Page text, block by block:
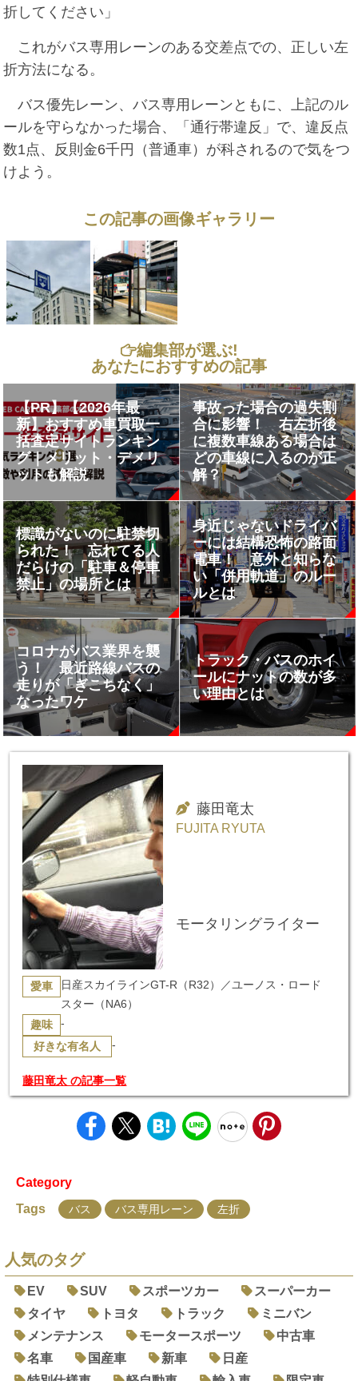
折してください」
これがバス専用レーンのある交差点での、正しい左
折方法になる。
バス優先レーン、バス専用レーンともに、上記のル
ールを守らなかった場合、「通行帯違反」で、違反点
数1点、反則金6千円（普通車）が科されるので気をつ
けよう。
この記事の画像ギャラリー
編集部が選ぶ!
あなたにおすすめの記事
【PR】【2026年最
新】おすすめ車買取一
括査定サイトランキン
グ｜メリット・デメリ
ットも解説
事故った場合の過失割
合に影響！ 右左折後
に複数車線ある場合は
どの車線に入るのが正
解？
標識がないのに駐禁切
られた！ 忘れてる人
だらけの「駐車＆停車
禁止」の場所とは
身近じゃないドライバ
ーには結構恐怖の路面
電車！ 意外と知らな
い「併用軌道」のルー
ルとは
コロナがバス業界を襲
う！ 最近路線バスの
走りが「ぎこちなく」
なったワケ
トラック・バスのホイ
ールにナットの数が多
い理由とは
藤田竜太
FUJITA RYUTA
モータリングライター
愛車
日産スカイラインGT-R（R32）／ユーノス・ロード
スター（NA6）
趣味 -
好きな有名人 -
藤田竜太 の記事一覧
Category
Tags
バス バス専用レーン 左折
人気のタグ
EV SUV スポーツカー
スーパーカー
タイヤ
トヨタ トラック
ミニバン
メンテナンス
モータースポーツ
中古車
名車
国産車 新車
日産